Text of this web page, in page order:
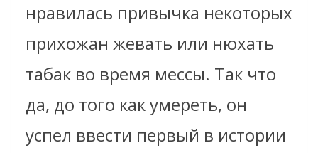
нравилась привычка некоторых
прихожан жевать или нюхать
табак во время мессы. Так что
да, до того как умереть, он
успел ввести первый в истории